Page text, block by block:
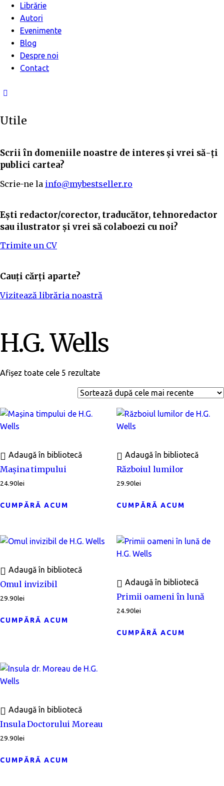
Librărie
Autori
Evenimente
Blog
Despre noi
Contact
Utile
Scrii în domeniile noastre de interes și vrei să-ți
publici cartea?
Scrie-ne la info@mybestseller.ro
Ești redactor/corector, traducător, tehnoredactor
sau ilustrator și vrei să colaboezi cu noi?
Trimite un CV
Cauți cărți aparte?
Vizitează librăria noastră
H.G. Wells
Afișez toate cele 5 rezultate
Adaugă în bibliotecă
Mașina timpului
24.90lei
CUMPĂRĂ ACUM
Adaugă în bibliotecă
Războiul lumilor
29.90lei
CUMPĂRĂ ACUM
Adaugă în bibliotecă
Omul invizibil
29.90lei
CUMPĂRĂ ACUM
Adaugă în bibliotecă
Primii oameni în lună
24.90lei
CUMPĂRĂ ACUM
Adaugă în bibliotecă
Insula Doctorului Moreau
29.90lei
CUMPĂRĂ ACUM